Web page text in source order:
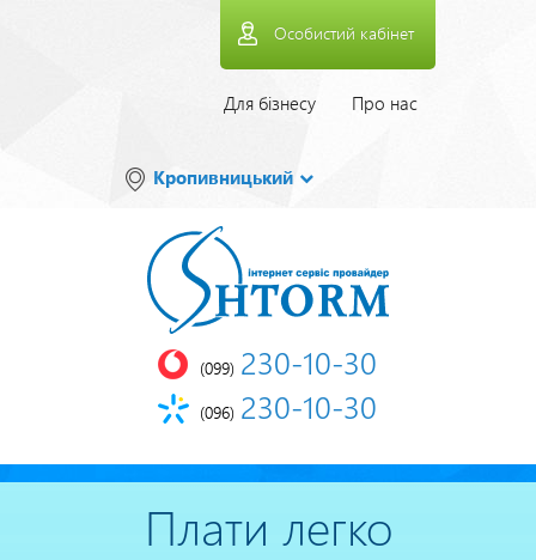
Особистий кабінет
Верхнее
Для бізнесу Про нас
Кропивницький
(099) 230-10-30
(096) 230-10-30
Плати легко